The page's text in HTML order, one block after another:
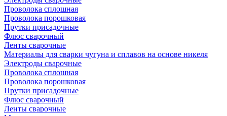
Проволока сплошная
Проволока порошковая
Прутки присадочные
Флюс сварочный
Ленты сварочные
Материалы для сварки чугуна и сплавов на основе никеля
Электроды сварочные
Проволока сплошная
Проволока порошковая
Прутки присадочные
Флюс сварочный
Ленты сварочные